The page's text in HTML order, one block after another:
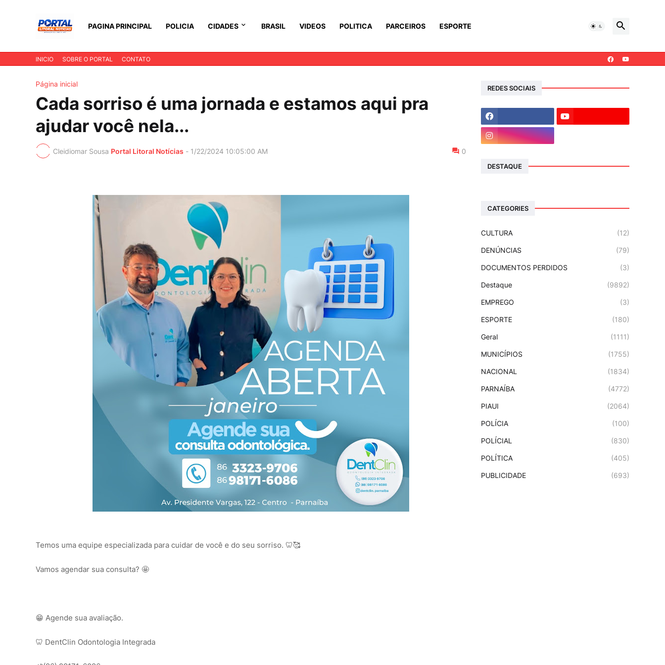
PAGINA PRINCIPAL POLICIA CIDADES BRASIL VIDEOS POLITICA PARCEIROS ESPORTE
INICIO SOBRE O PORTAL CONTATO
Página inicial
Cada sorriso é uma jornada e estamos aqui pra
ajudar você nela...
Cleidiomar Sousa Portal Litoral Notícias - 1/22/2024 10:05:00 AM 0
Temos uma equipe especializada para cuidar de você e do seu sorriso. 🦷🥰
Vamos agendar sua consulta? 🤩
😁 Agende sua avaliação.
🦷 DentClin Odontologia Integrada
REDES SOCIAIS
DESTAQUE
CATEGORIES
CULTURA (12)
DENÚNCIAS (79)
DOCUMENTOS PERDIDOS (3)
Destaque (9892)
EMPREGO (3)
ESPORTE (180)
Geral (1111)
MUNICÍPIOS (1755)
NACIONAL (1834)
PARNAÍBA (4772)
PIAUI (2064)
POLÍCIA (100)
POLÍCIAL (830)
POLÍTICA (405)
PUBLICIDADE (693)